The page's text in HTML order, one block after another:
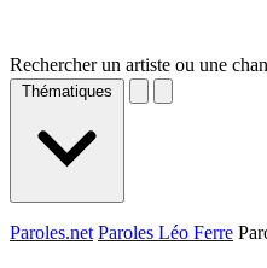
Rechercher un artiste ou une
Thématiques
Paroles.net Paroles Léo Ferre